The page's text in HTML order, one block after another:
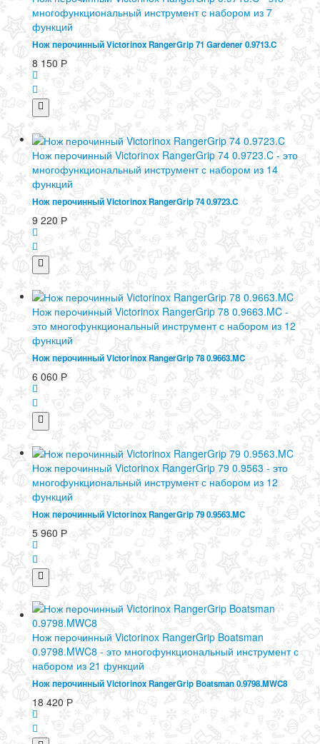
многофункциональный инструмент с набором из 7
функций
Нож перочинный Victorinox RangerGrip 71 Gardener 0.9713.C
8 150 Р
Нож перочинный Victorinox RangerGrip 74 0.9723.C - это
многофункциональный инструмент с набором из 14
функций
Нож перочинный Victorinox RangerGrip 74 0.9723.C
9 220 Р
Нож перочинный Victorinox RangerGrip 78 0.9663.MC -
это многофункциональный инструмент с набором из 12
функций
Нож перочинный Victorinox RangerGrip 78 0.9663.MC
6 060 Р
Нож перочинный Victorinox RangerGrip 79 0.9563 - это
многофункциональный инструмент с набором из 12
функций
Нож перочинный Victorinox RangerGrip 79 0.9563.MC
5 960 Р
Нож перочинный Victorinox RangerGrip Boatsman
0.9798.MWC8 - это многофункциональный инструмент с
набором из 21 функций
Нож перочинный Victorinox RangerGrip Boatsman 0.9798.MWC8
18 420 Р